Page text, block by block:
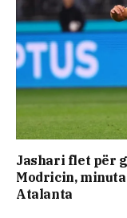
Jashari flet për
Modricin,
Atalanta